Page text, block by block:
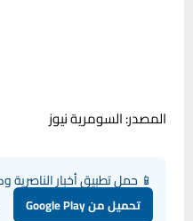
المصدر: السومرية نيوز
📱 حمل تطبيق أخبار الناصرية
تحميل من Google Play